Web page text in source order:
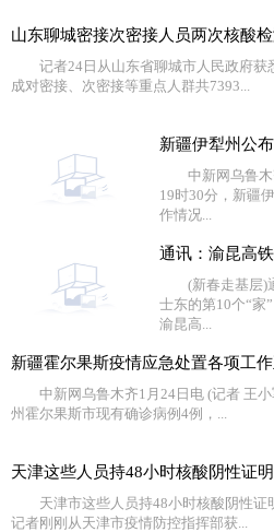
山东聊城密接次密接人员两次核酸
记者24日从山东省聊城市人民政府获
成对密接、次密接等重点人群共7393...
中新网乌鲁木
19时30分，新疆
作情况...
(新春走基层)通
士东的第10个“
渝昆高...
新疆霍尔果斯疫情应急处置各项工
中新网乌鲁木齐1月24日电 (记者 王小
州霍尔果斯市现有确诊病例4例，...
天津这些人员持48小时核酸阴性证
天津市这些人员持48小时核酸阴性
记者刚刚从天津市疫情防控指挥部获...